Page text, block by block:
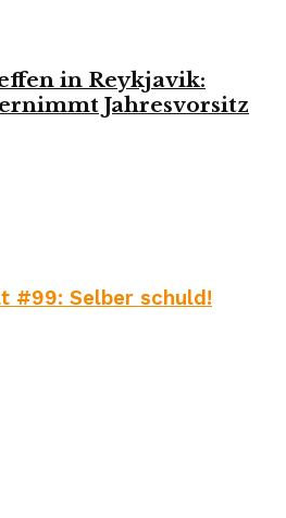
in Reykjavik:
Jahresvorsitz
#99: Selber schuld!